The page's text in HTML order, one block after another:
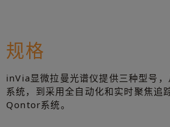
规格
inVia显微拉曼光谱仪提供三种型号
系统，到采用全自动化和实时聚焦追
Qontor系统。